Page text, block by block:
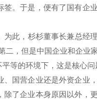
。于是，便有了国有企
此，杉杉董事长兼总经
二，但是中国企业和企业
等的环境下，这是核心问
国营企业还是外资企业
了企业本身原因以外，